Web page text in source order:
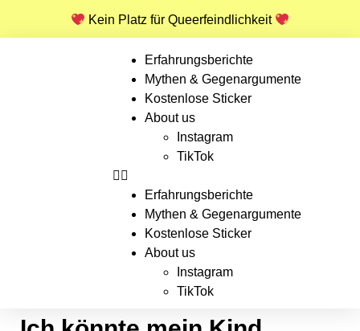
Kein Platz für Queerfeindlichkeit
Erfahrungsberichte
Mythen & Gegenargumente
Kostenlose Sticker
About us
Instagram
TikTok
Erfahrungsberichte
Mythen & Gegenargumente
Kostenlose Sticker
About us
Instagram
TikTok